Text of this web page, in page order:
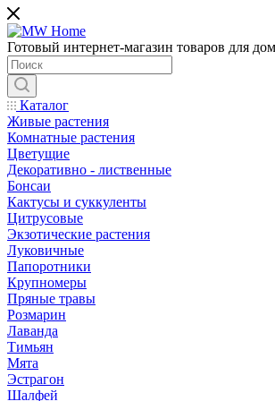
Готовый интернет-магазин товаров для
Каталог
Живые растения
Комнатные растения
Цветущие
Декоративно - лиственные
Бонсаи
Кактусы и суккуленты
Цитрусовые
Экзотические растения
Луковичные
Папоротники
Крупномеры
Пряные травы
Розмарин
Лаванда
Тимьян
Мята
Эстрагон
Шалфей